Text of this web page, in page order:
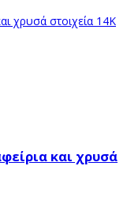
και χρυσά